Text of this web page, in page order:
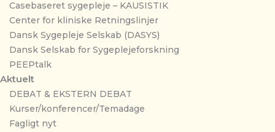
Casebaseret sygepleje – KAUSISTIK
Center for kliniske Retningslinjer
Dansk Sygepleje Selskab (DASYS)
Dansk Selskab for Sygeplejeforskning
PEEPtalk
Aktuelt
DEBAT & EKSTERN DEBAT
Kurser/konferencer/Temadage
Fagligt nyt